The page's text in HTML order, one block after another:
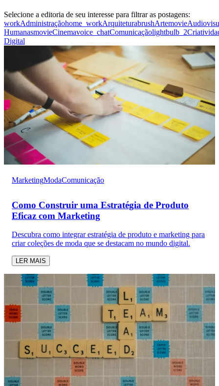
Selecione a editoria de seu interesse para filtrar as postagens:
workAdministraçãohome_workArquiteturabrushArtemovie
HumanasmovieCinemavoice_chatComunicaçãolightbulb_2
Digital
MarketingModaComunicação
Como Construir uma Estratégia de Produto
Eficaz com Marketing
Descubra como integrar estratégia de produto e marketing para
criar coleções de moda que se destacam no mundo digital.
LER MAIS